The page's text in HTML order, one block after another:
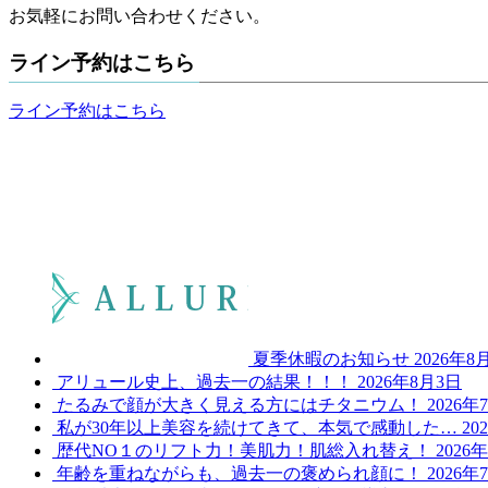
お気軽にお問い合わせください。
ライン予約はこちら
ライン予約はこちら
夏季休暇のお知らせ 2026年8
アリュール史上、過去一の結果！！！
2026年8月3日
たるみで顔が大きく見える方にはチタニウム！
2026年
私が30年以上美容を続けてきて、本気で感動した…
歴代NO１のリフト力！美肌力！肌総入れ替え！
2026
年齢を重ねながらも、過去一の褒められ顔に！
2026年